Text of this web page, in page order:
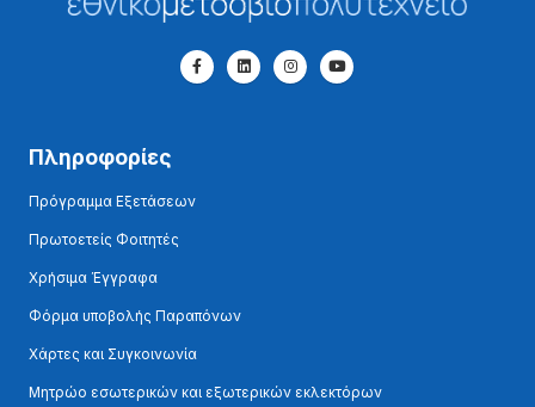
Πληροφορίες
Πρόγραμμα Εξετάσεων
Πρωτοετείς Φοιτητές
Χρήσιμα Έγγραφα
Φόρμα υποβολής Παραπόνων
Χάρτες και Συγκοινωνία
Μητρώο εσωτερικών και εξωτερικών εκλεκτόρων